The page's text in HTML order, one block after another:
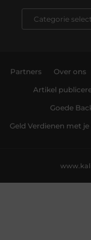
Partners Over ons
Artikel
Goede
Geld Verdienen met